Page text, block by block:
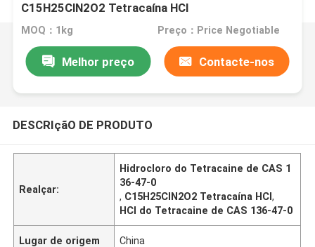
C15H25ClN2O2 Tetracaína HCl
MOQ：1kg Preço：Price Negotiable
Melhor preço Contacte-nos
DESCRIçãO DE PRODUTO
Realçar:
Hidrocloro do Tetracaine de CAS 1
36-47-0
, C15H25ClN2O2 Tetracaína HCl,
HCl do Tetracaine de CAS 136-47-0
Lugar de origem China